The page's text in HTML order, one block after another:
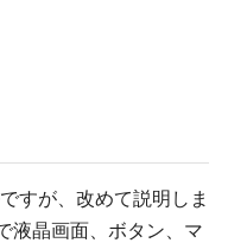
すが、改めて説明しま
液晶画面、ボタン、マ